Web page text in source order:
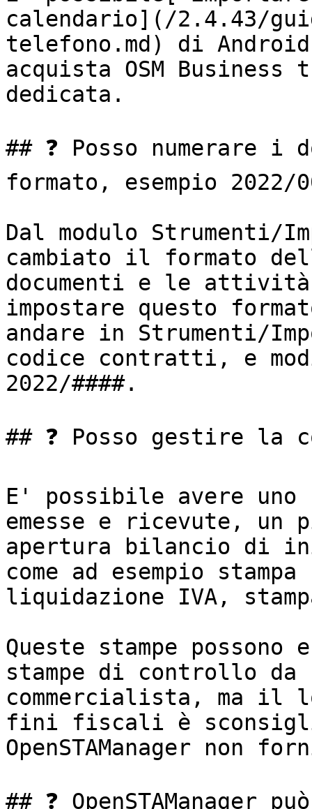
calendario](/2.4.43/
telefono.md) di
acquista OSM
dedicata.
## ❓ Posso numerare i
formato, esempio 2022/
Dal modulo Strumenti/
cambiato il formato
documenti e le attività.
impostare questo
andare in Strumenti/
codice contratti, e
2022/####.
## ❓ Posso gestire la
E' possibile avere
emesse e ricevute, un
apertura bilancio di
come ad esempio
liquidazione IVA,
Queste stampe
stampe di controllo
commercialista, ma
fini fiscali è
OpenSTAManager non
## ❓